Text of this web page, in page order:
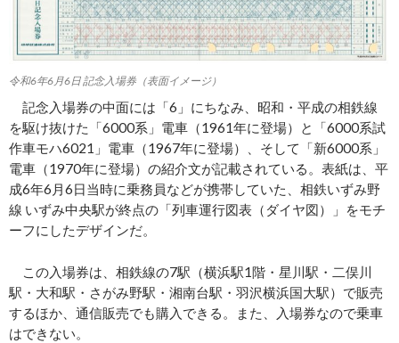
令和6年6月6日 記念入場券（表面イメージ）
記念入場券の中面には「6」にちなみ、昭和・平成の相鉄線
を駆け抜けた「6000系」電車（1961年に登場）と「6000系試
作車モハ6021」電車（1967年に登場）、そして「新6000系」
電車（1970年に登場）の紹介文が記載されている。表紙は、平
成6年6月6日当時に乗務員などが携帯していた、相鉄いずみ野
線 いずみ中央駅が終点の「列車運行図表（ダイヤ図）」をモチ
ーフにしたデザインだ。
この入場券は、相鉄線の7駅（横浜駅1階・星川駅・二俣川
駅・大和駅・さがみ野駅・湘南台駅・羽沢横浜国大駅）で販売
するほか、通信販売でも購入できる。また、入場券なので乗車
はできない。